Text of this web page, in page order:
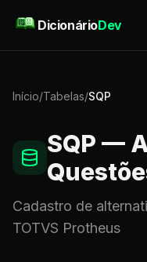
DicionárioDev
Início/Tabelas/SQP
SQP —
Cadastro de
TOTVS Protheus